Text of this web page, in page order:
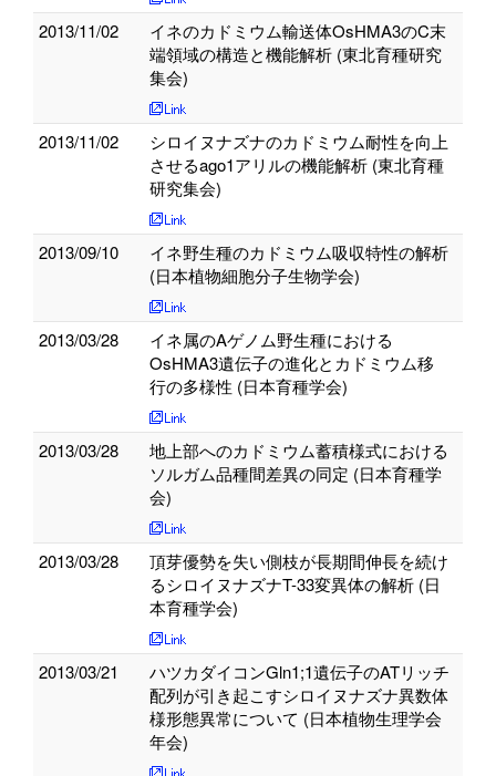
2013/11/02
イネのカドミウム輸送体OsHMA3のC末
端領域の構造と機能解析 (東北育種研究
集会)
2013/11/02
シロイヌナズナのカドミウム耐性を向上
させるago1アリルの機能解析 (東北育種
研究集会)
2013/09/10
イネ野生種のカドミウム吸収特性の解析
(日本植物細胞分子生物学会)
2013/03/28
イネ属のAゲノム野生種における
OsHMA3遺伝子の進化とカドミウム移
行の多様性 (日本育種学会)
2013/03/28
地上部へのカドミウム蓄積様式における
ソルガム品種間差異の同定 (日本育種学
会)
2013/03/28
頂芽優勢を失い側枝が長期間伸長を続け
るシロイヌナズナT-33変異体の解析 (日
本育種学会)
2013/03/21
ハツカダイコンGln1;1遺伝子のATリッチ
配列が引き起こすシロイヌナズナ異数体
様形態異常について (日本植物生理学会
年会)